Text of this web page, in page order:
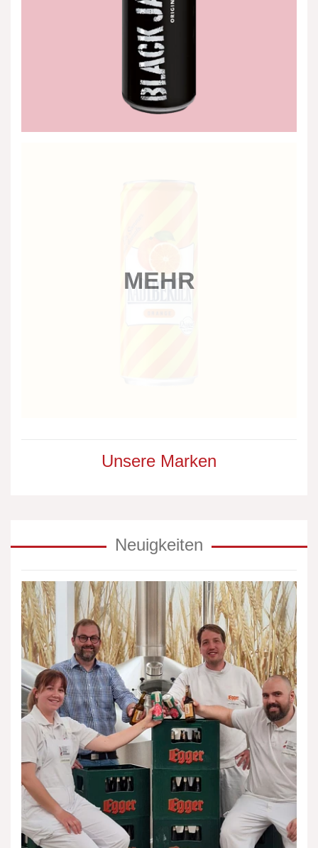
MEHR
Unsere Marken
Neuigkeiten
Falstaff
Bier
Trophy
2026:
Egger
braut
bestes
Märzen
Österreichs